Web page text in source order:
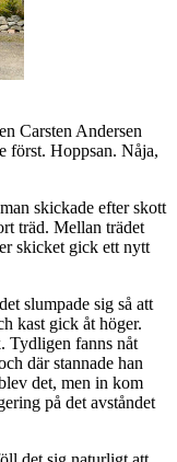
Carsten Andersen
först. Hoppsan. Nåja,
skickade efter skott
träd. Mellan trädet
skicket gick ett nytt
slumpade sig så att
kast gick åt höger.
Tydligen fanns nåt
där stannade han
det, men in kom
på det avståndet